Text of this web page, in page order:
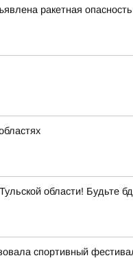
ракетная
области! Будьте
спортивный